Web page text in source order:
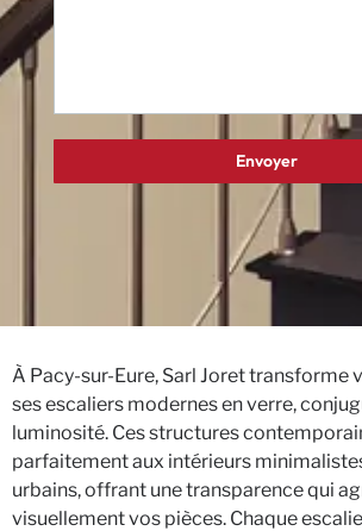
À Pacy-sur-Eure, Sarl Joret transforme
ses escaliers modernes en verre,
luminosité. Ces structures
parfaitement aux intérieurs
urbains, offrant une transparence qui
visuellement vos pièces. Chaque